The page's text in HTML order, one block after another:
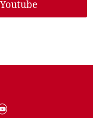
Youtube